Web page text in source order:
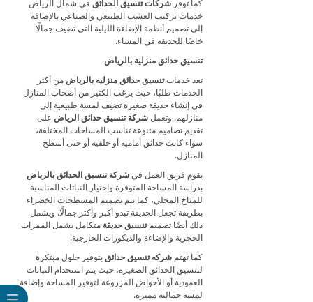
كما توفر شركات تنسيق الحدائق في شمال الرياض
خدمات تركيب العشب الطبيعي والصناعي بالإضافة
إلى تصميم أنظمة الإضاءة الليلية التي تضيف جمالًا
خاصًا للحديقة في المساء.
تنسيق حدائق منزلية بالرياض
تعد خدماتتنسيق حدائق منزليه بالرياض من أكثر
الخدمات طلبًا، حيث يرغب الكثير من أصحاب المنازل
في إنشاء حديقة صغيرة تضيف لمسة طبيعية إلى
منازلهم. وتعمل شركة تنسيق حدائق الرياض على
تقديم تصاميم متنوعة تناسب المساحات المختلفة،
سواء كانت حدائق أمامية أو خلفية أو حتى أسطح
المنازل.
يقوم فريق العمل فيشركة تنسيق الحدائق بالرياض
بدراسة المساحة المتوفرة واختيار النباتات المناسبة
للمناخ المحلي، كما يتم تصميم المسطحات الخضراء
بطريقة تجعل الحديقة تبدو أكبر وأكثر جمالًا. ويشمل
ذلك أيضًا تصميمتنسيق حديقة متكامل يشمل الممرات
الحجرية والإضاءة والديكورات الخارجية.
كما تهتم شركه تنسيق حدائق بتوفير حلول مبتكرة
لتنسيق الحدائق الصغيرة، حيث يتم استخدام النباتات
العمودية أو الأحواض المزروعة لتوفير المساحة وإضافة
لمسة جمالية مميزة.